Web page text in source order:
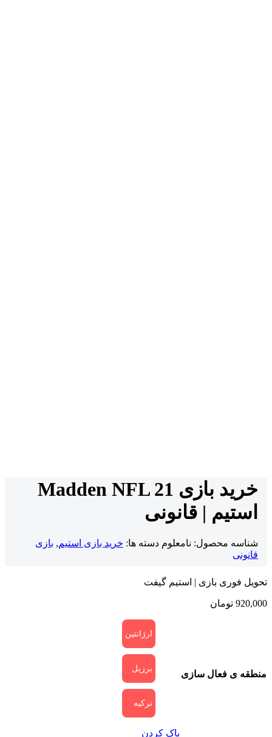
خرید بازی Madden NFL 21
استیم | قانونی
شناسه محصول: نامعلوم دسته ها: خرید بازی استیم, بازی
قانونی
تحویل فوری بازی | استیم گیفت
920,000 تومان
منطقه ی فعال سازی
ارژانتین
برزیل
ترکیه
پاک کردن